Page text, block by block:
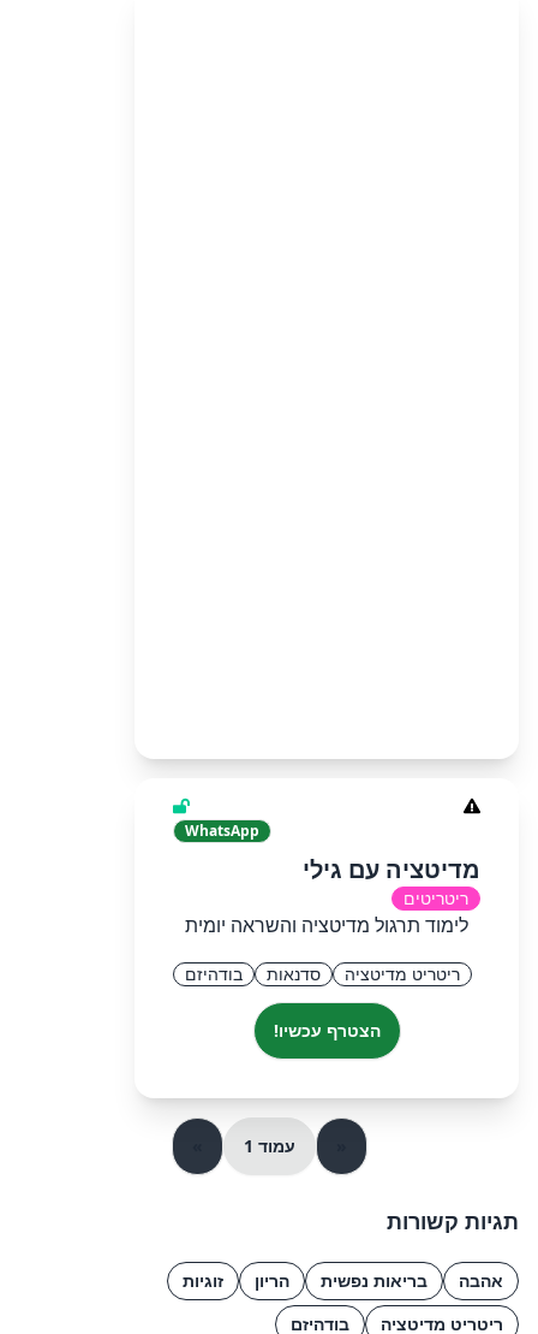
WhatsApp
מדיטציה עם גילי
ריטריטים
לימוד תרגול מדיטציה והשראה יומית
ריטריט מדיטציה סדנאות בודהיזם
הצטרף עכשיו!
עמוד 1
תגיות קשורות
אהבה בריאות נפשית הריון
זוגיות
ריטריט מדיטציה
בודהיזם